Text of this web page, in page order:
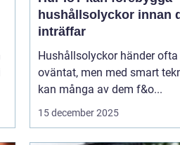
hushållsolyckor innan
inträffar
Hushållsolyckor händer ofta
oväntat, men med smart
kan många av dem f&o...
15 december 2025